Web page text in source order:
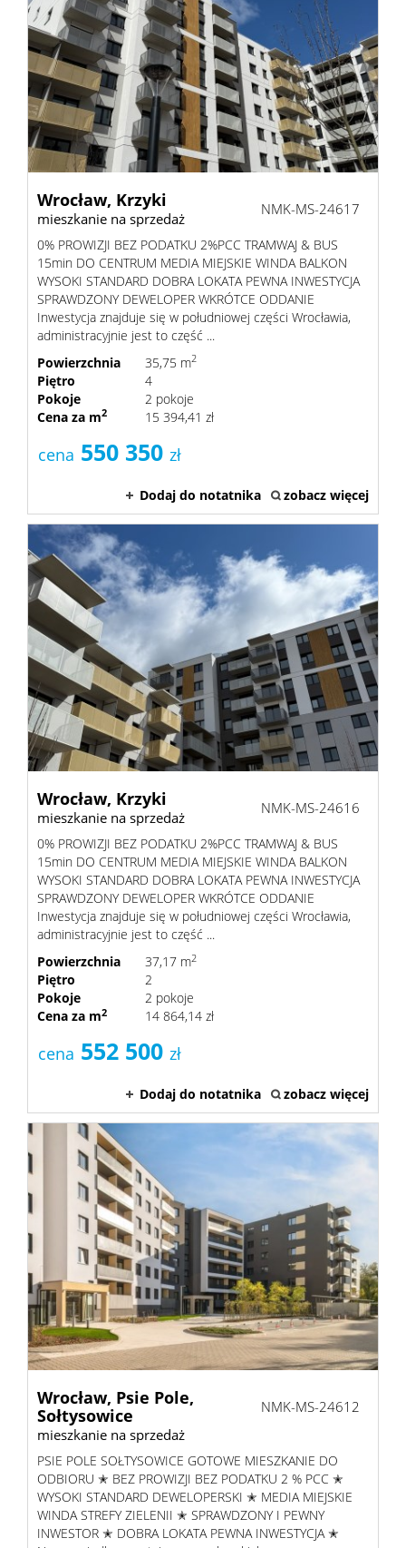
Wrocław, Krzyki
mieszkanie na sprzedaż
NMK-MS-24617
0% PROWIZJI BEZ PODATKU 2%PCC TRAMWAJ & BUS
15min DO CENTRUM MEDIA MIEJSKIE WINDA BALKON
WYSOKI STANDARD DOBRA LOKATA PEWNA INWESTYCJA
SPRAWDZONY DEWELOPER WKRÓTCE ODDANIE
Inwestycja znajduje się w południowej części Wrocławia,
administracyjnie jest to część ...
Powierzchnia
35,75 m2
Piętro
4
Pokoje
2 pokoje
Cena za m2 15 394,41 zł
cena 550 350 zł
Dodaj do notatnika zobacz więcej
Wrocław, Krzyki
mieszkanie na sprzedaż
NMK-MS-24616
0% PROWIZJI BEZ PODATKU 2%PCC TRAMWAJ & BUS
15min DO CENTRUM MEDIA MIEJSKIE WINDA BALKON
WYSOKI STANDARD DOBRA LOKATA PEWNA INWESTYCJA
SPRAWDZONY DEWELOPER WKRÓTCE ODDANIE
Inwestycja znajduje się w południowej części Wrocławia,
administracyjnie jest to część ...
Powierzchnia
37,17 m2
Piętro
2
Pokoje
2 pokoje
Cena za m2 14 864,14 zł
cena 552 500 zł
Dodaj do notatnika zobacz więcej
Wrocław, Psie Pole,
Sołtysowice
mieszkanie na sprzedaż
NMK-MS-24612
PSIE POLE SOŁTYSOWICE GOTOWE MIESZKANIE DO
ODBIORU ✭ BEZ PROWIZJI BEZ PODATKU 2 % PCC ✭
WYSOKI STANDARD DEWELOPERSKI ✭ MEDIA MIEJSKIE
WINDA STREFY ZIELENII ✭ SPRAWDZONY I PEWNY
INWESTOR ✭ DOBRA LOKATA PEWNA INWESTYCJA ✭